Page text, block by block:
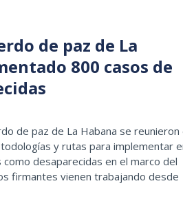
de paz de La
800 casos de
de paz de La Habana se reunieron
y rutas para implementar
desaparecidas en el marco del
firmantes vienen trabajando desde